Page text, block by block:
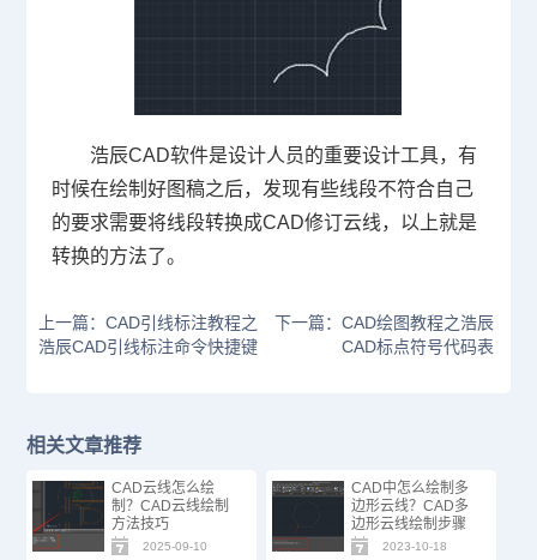
浩辰CAD软件是设计人员的重要设计工具，有
时候在绘制好图稿之后，发现有些线段不符合自己
的要求需要将线段转换成CAD修订云线，以上就是
转换的方法了。
上一篇：CAD引线标注教程之
浩辰CAD引线标注命令快捷键
下一篇：CAD绘图教程之浩辰
CAD标点符号代码表
相关文章推荐
CAD云线怎么绘
制？CAD云线绘制
方法技巧
2025-09-10
CAD中怎么绘制多
边形云线？CAD多
边形云线绘制步骤
2023-10-18